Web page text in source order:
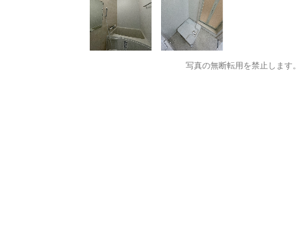
写真の無断転用を禁止します。